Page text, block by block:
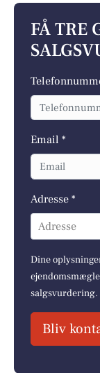
FÅ TRE
Email *
Adresse *
Adresse
Dine
salgsvurdering.
Bliv